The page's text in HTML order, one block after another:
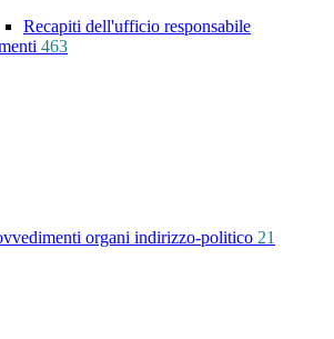
Recapiti dell'ufficio responsabile
463
organi indirizzo-politico 21